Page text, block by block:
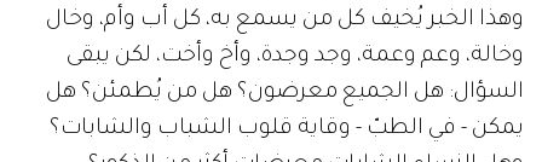
وهذا الخبر يُخيف كل من يسمع به، كل أب وأم، وخال
وخالة، وعم وعمة، وجد وجدة، وأخ وأخت، لكن يبقى
السؤال: هل الجميع معرضون؟ هل من يُطمئن؟ هل
يمكن - في الطبّ - وقاية قلوب الشباب والشابات؟